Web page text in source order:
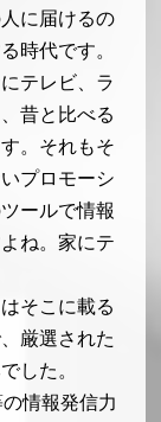
に届けるの
時代です。
テレビ、ラ
昔と比べる
。それもそ
プロモーシ
ールで情報
ね。家にテ
そこに載る
厳選された
した。
情報発信力